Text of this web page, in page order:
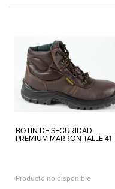
BOTIN DE SEGURIDAD
PREMIUM MARRON TALLE 41
Producto no disponible